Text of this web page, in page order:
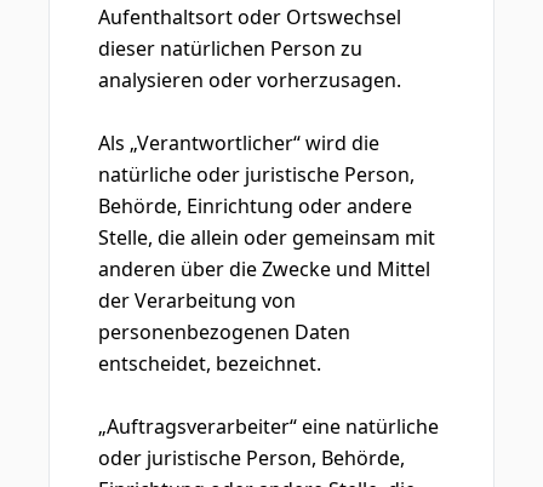
Aufenthaltsort oder Ortswechsel
dieser natürlichen Person zu
analysieren oder vorherzusagen.
Als „Verantwortlicher“ wird die
natürliche oder juristische Person,
Behörde, Einrichtung oder andere
Stelle, die allein oder gemeinsam mit
anderen über die Zwecke und Mittel
der Verarbeitung von
personenbezogenen Daten
entscheidet, bezeichnet.
„Auftragsverarbeiter“ eine natürliche
oder juristische Person, Behörde,